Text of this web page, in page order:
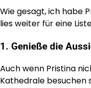
Wie gesagt, ich habe
lies weiter für eine
1. Genieße die
Auch wenn Pristina
Kathedrale besuchen